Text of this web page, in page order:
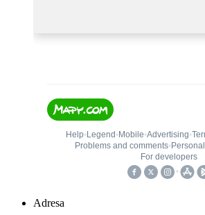
Adresa